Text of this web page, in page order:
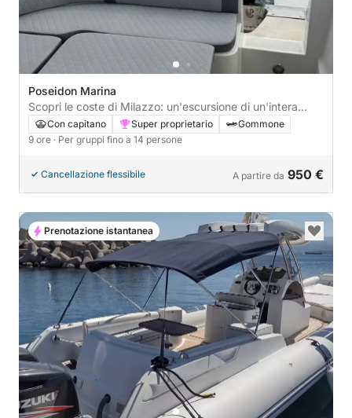
Poseidon Marina
Scopri le coste di Milazzo: un'escursione di un'intera
giornata a bordo di un motoscafo.
Con capitano Super proprietario
Gommone
9 ore · Per gruppi fino a 14 persone
Cancellazione flessibile A partire da 950 €
Prenotazione istantanea